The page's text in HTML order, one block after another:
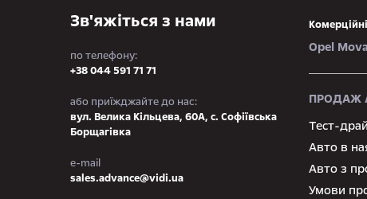
Зв'яжіться з нами
по телефону:
+38 044 591 71 71
або приїжджайте до нас:
вул. Велика Кільцева, 60А, с. Софіївська
Борщагівка
e-mail
sales.advance@vidi.ua
Opel
ПРОДАЖ
Тест-
Авто в
Авто з
Умови